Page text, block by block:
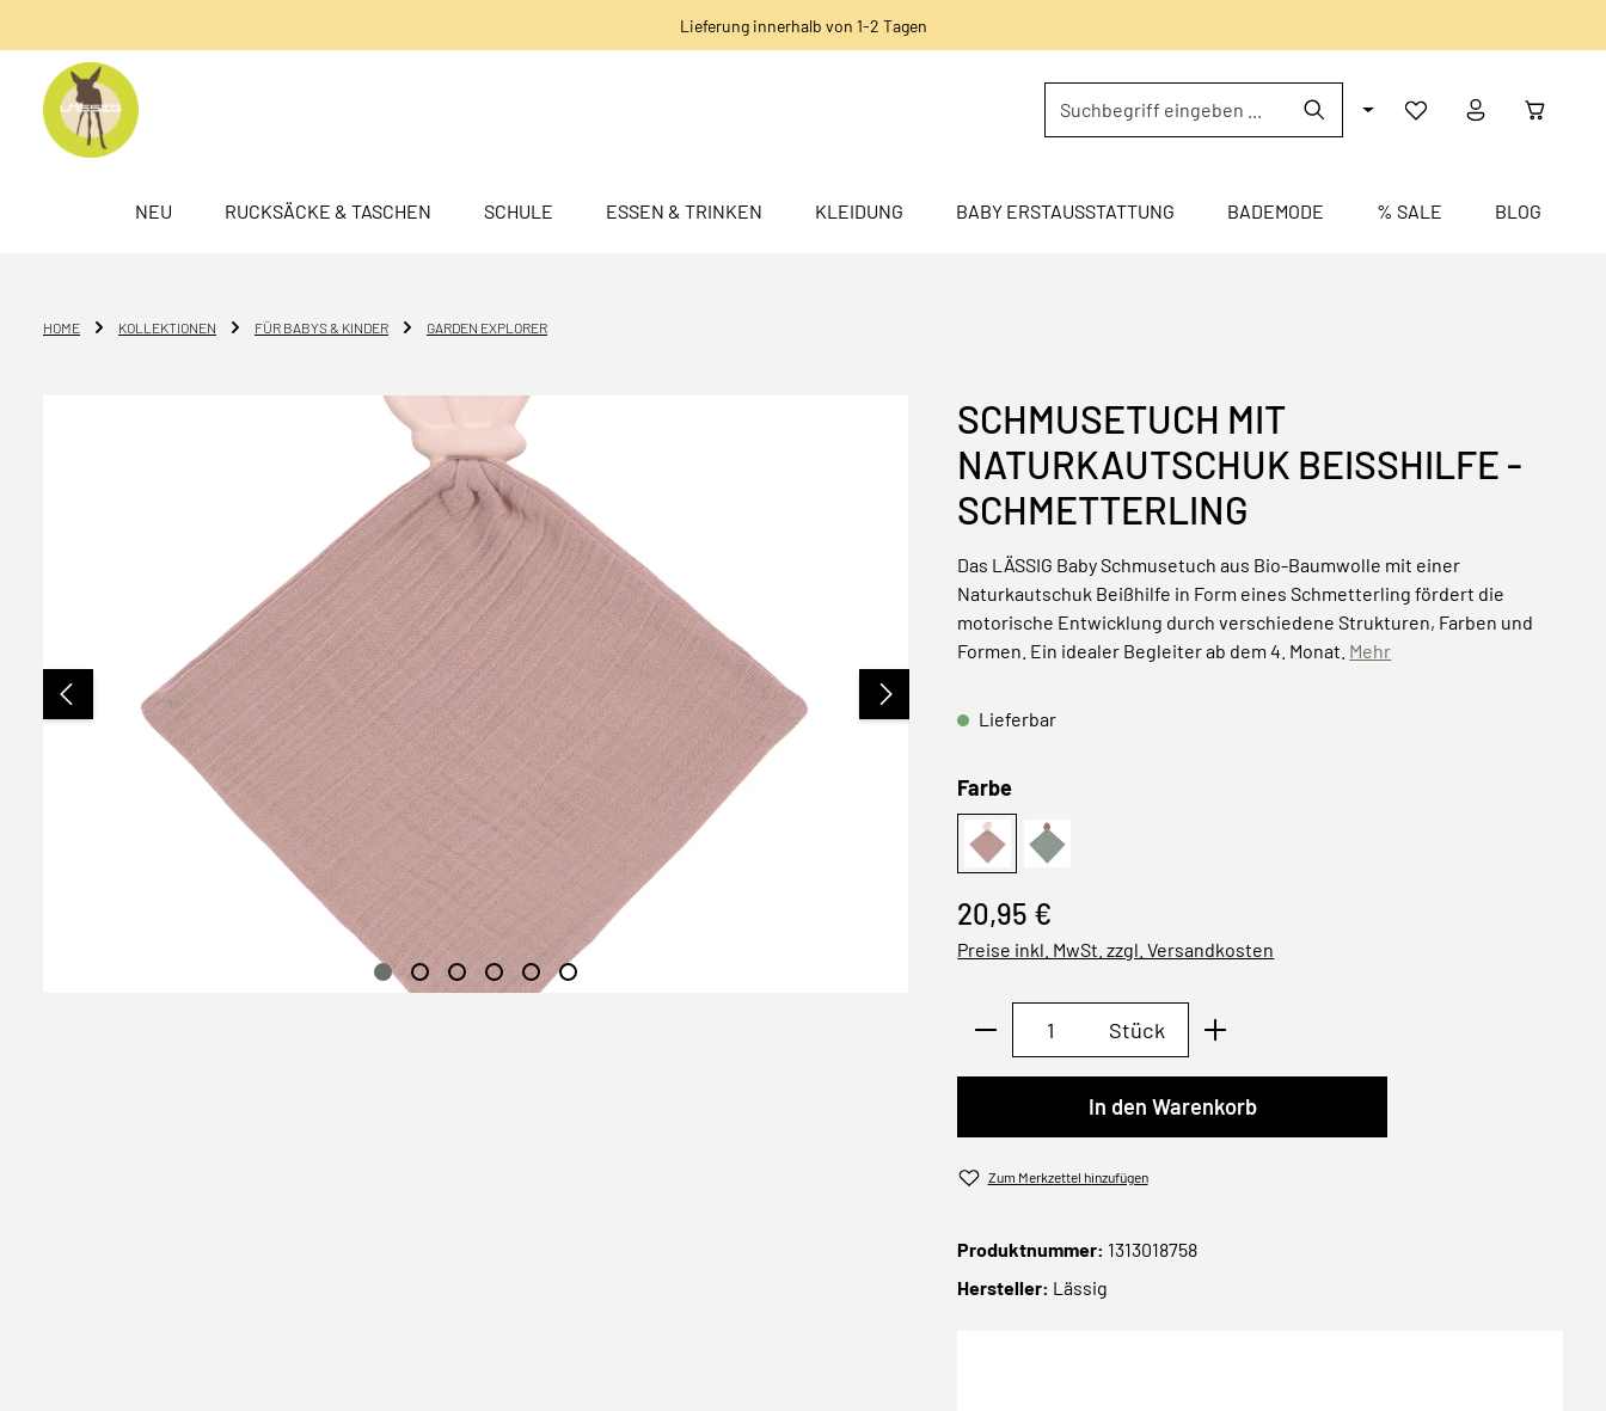
Lieferung innerhalb von 1-2 Tagen
NEU RUCKSÄCKE & TASCHEN SCHULE ESSEN & TRINKEN KLEIDUNG BABY ERSTAUSSTATTUNG BADEMODE % SALE BLOG
HOME KOLLEKTIONEN FÜR BABYS & KINDER GARDEN EXPLORER
SCHMUSETUCH MIT
NATURKAUTSCHUK BEISSHILFE - S
CHMETTERLING
Das LÄSSIG Baby Schmusetuch aus Bio-Baumwolle mit einer
Naturkautschuk Beißhilfe in Form eines Schmetterling fördert die
motorische Entwicklung durch verschiedene Strukturen, Farben und
Formen. Ein idealer Begleiter ab dem 4. Monat. Mehr
Lieferbar
Farbeauswählen
Schmetterling
Erdbeere
20,95 €
Preise inkl. MwSt. zzgl. Versandkosten
Produkt Anzahl: Gib den gewünschten Wert ein
Stück
In den Warenkorb
Zum Merkzettel hinzufügen
Produktnummer: 1313018758
Hersteller: Lässig